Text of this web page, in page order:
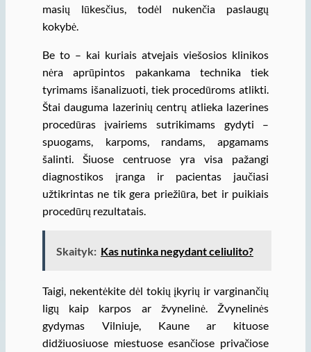
masių lūkesčius, todėl nukenčia paslaugų
kokybė.
Be to – kai kuriais atvejais viešosios klinikos
nėra aprūpintos pakankama technika tiek
tyrimams išanalizuoti, tiek procedūroms atlikti.
Štai dauguma lazerinių centrų atlieka lazerines
procedūras įvairiems sutrikimams gydyti –
spuogams, karpoms, randams, apgamams
šalinti. Šiuose centruose yra visa pažangi
diagnostikos įranga ir pacientas jaučiasi
užtikrintas ne tik gera priežiūra, bet ir puikiais
procedūrų rezultatais.
Skaityk: Kas nutinka negydant celiulito?
Taigi, nekentėkite dėl tokių įkyrių ir varginančių
ligų kaip karpos ar žvynelinė. Žvynelinės
gydymas Vilniuje, Kaune ar kituose
didžiuosiuose miestuose esančiose privačiose